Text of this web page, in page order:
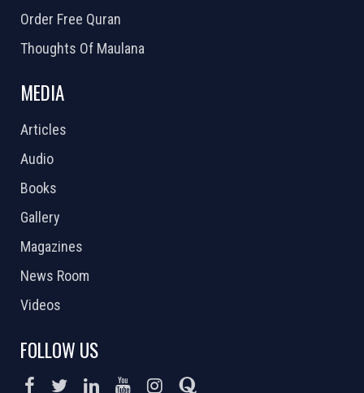
Order Free Quran
Thoughts Of Maulana
MEDIA
Articles
Audio
Books
Gallery
Magazines
News Room
Videos
FOLLOW US